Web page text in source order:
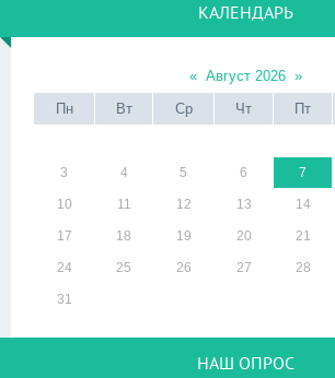
КАЛЕНДАРЬ
« Август 2026 »
Пн
Вт Ср Чт Пт
3 4 5 6 7
10 11 12 13 14
17 18 19 20 21
24 25 26 27 28
31
НАШ ОПРОС